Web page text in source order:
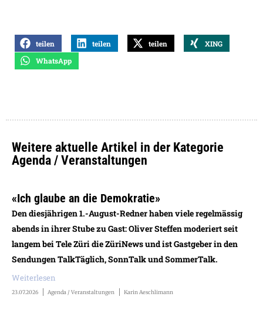
teilen teilen teilen
XING
WhatsApp
Weitere aktuelle Artikel in der Kategorie
Agenda / Veranstaltungen
«Ich glaube an die Demokratie»
Den diesjährigen 1.-August-Redner haben viele regelmässig
abends in ihrer Stube zu Gast: Oliver Steffen moderiert seit
langem bei Tele Züri die ZüriNews und ist Gastgeber in den
Sendungen TalkTäglich, SonnTalk und SommerTalk.
Weiterlesen
23.07.2026 Agenda / Veranstaltungen Karin Aeschlimann